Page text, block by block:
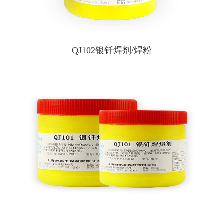
QJ102银钎焊剂/焊粉